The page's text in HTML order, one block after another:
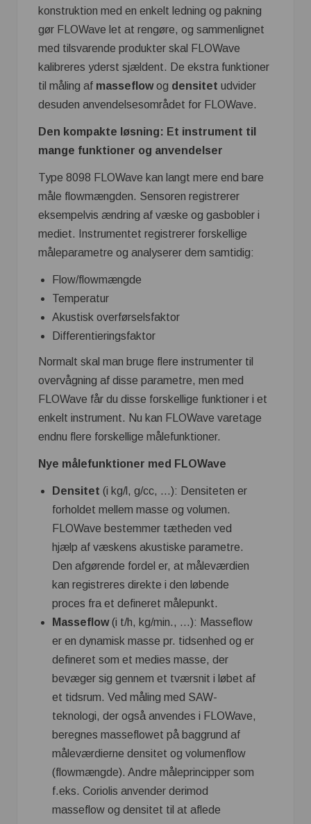
konstruktion med en enkelt ledning og pakning
gør FLOWave let at rengøre, og sammenlignet
med tilsvarende produkter skal FLOWave
kalibreres yderst sjældent. De ekstra funktioner
til måling af masseflowog densitet udvider
desuden anvendelsesområdet for FLOWave.
Den kompakte løsning: Et instrument til
mange funktioner og anvendelser
Type 8098 FLOWave kan langt mere end bare
måle flowmængden. Sensoren registrerer
eksempelvis ændring af væske og gasbobler i
mediet. Instrumentet registrerer forskellige
måleparametre og analyserer dem samtidig:
Flow/flowmængde
Temperatur
Akustisk overførselsfaktor
Differentieringsfaktor
Normalt skal man bruge flere instrumenter til
overvågning af disse parametre, men med
FLOWave får du disse forskellige funktioner i et
enkelt instrument. Nu kan FLOWave varetage
endnu flere forskellige målefunktioner.
Nye målefunktioner med FLOWave
Densitet (i kg/l, g/cc, …): Densiteten er
forholdet mellem masse og volumen.
FLOWave bestemmer tætheden ved
hjælp af væskens akustiske parametre.
Den afgørende fordel er, at måleværdien
kan registreres direkte i den løbende
proces fra et defineret målepunkt.
Masseflow(i t/h, kg/min., …): Masseflow
er en dynamisk masse pr. tidsenhed og er
defineret som et medies masse, der
bevæger sig gennem et tværsnit i løbet af
et tidsrum. Ved måling med SAW-
teknologi, der også anvendes i FLOWave,
beregnes masseflowet på baggrund af
måleværdierne densitet og volumenflow
(flowmængde). Andre måleprincipper som
f.eks. Coriolis anvender derimod
masseflow og densitet til at aflede